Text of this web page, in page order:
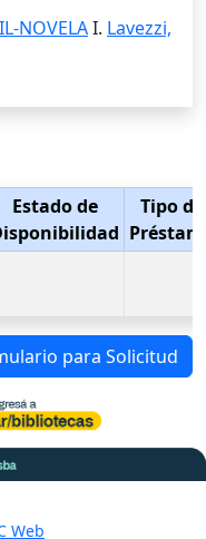
NOVELAI. Lavezzi,
Estado de
Tipo de
para Solicitud
Web